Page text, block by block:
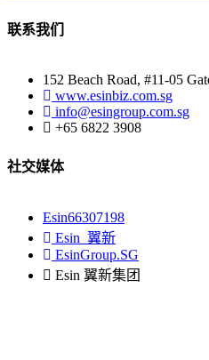
联系我们
152 Beach Road, #11-05
www.esinbiz.com.sg
info@esingroup.com.sg
+65 6822 3908
社交媒体
Esin66307198
Esin_翼新
EsinGroup.SG
Esin 翼新集团